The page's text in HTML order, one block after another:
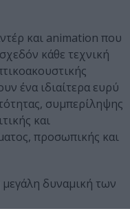
και animation που
κάθε τεχνική
ένα ιδιαίτερα ευρύ
συμπερίληψης
και
προσωπικής και
δυναμική των